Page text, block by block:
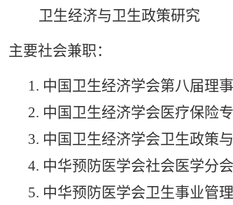
卫生经济与卫生政策研究
主要社会兼职：
1. 中国卫生经济学会第八届理
2. 中国卫生经济学会医疗保险
3. 中国卫生经济学会卫生政策
4. 中华预防医学会社会医学分
5. 中华预防医学会卫生事业管